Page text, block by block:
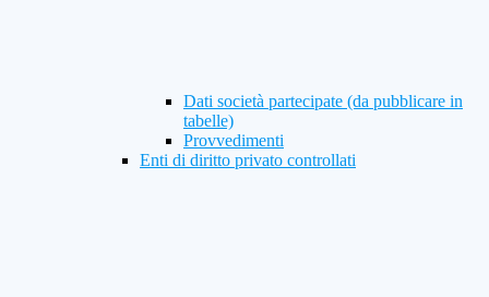
Dati società partecipate (da pubblicare in
tabelle)
Provvedimenti
Enti di diritto privato controllati